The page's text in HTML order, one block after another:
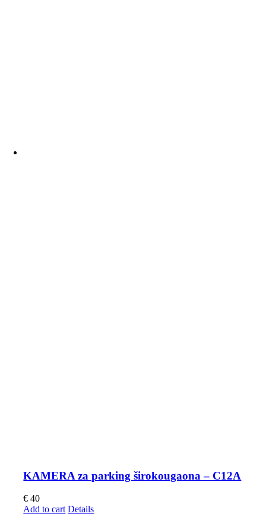
KAMERA za parking širokougaona – C12A
€ 40
Add to cart Details